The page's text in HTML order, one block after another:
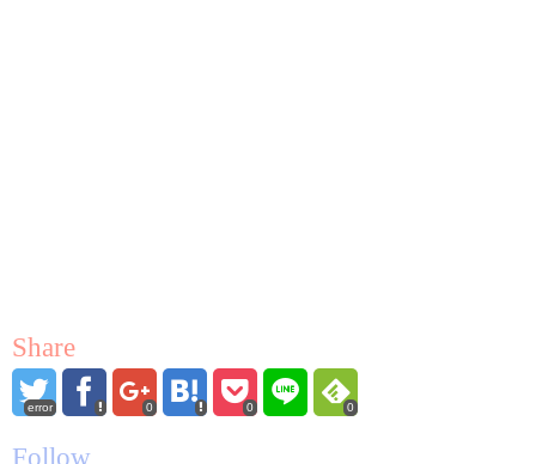
Share
error 0 0 0
Follow